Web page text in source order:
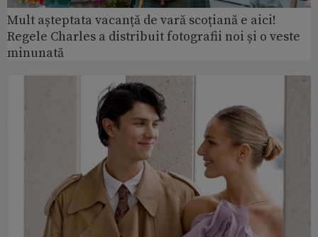
Mult așteptata vacanță de vară scoțiană e aici!
Regele Charles a distribuit fotografii noi și o veste
minunată